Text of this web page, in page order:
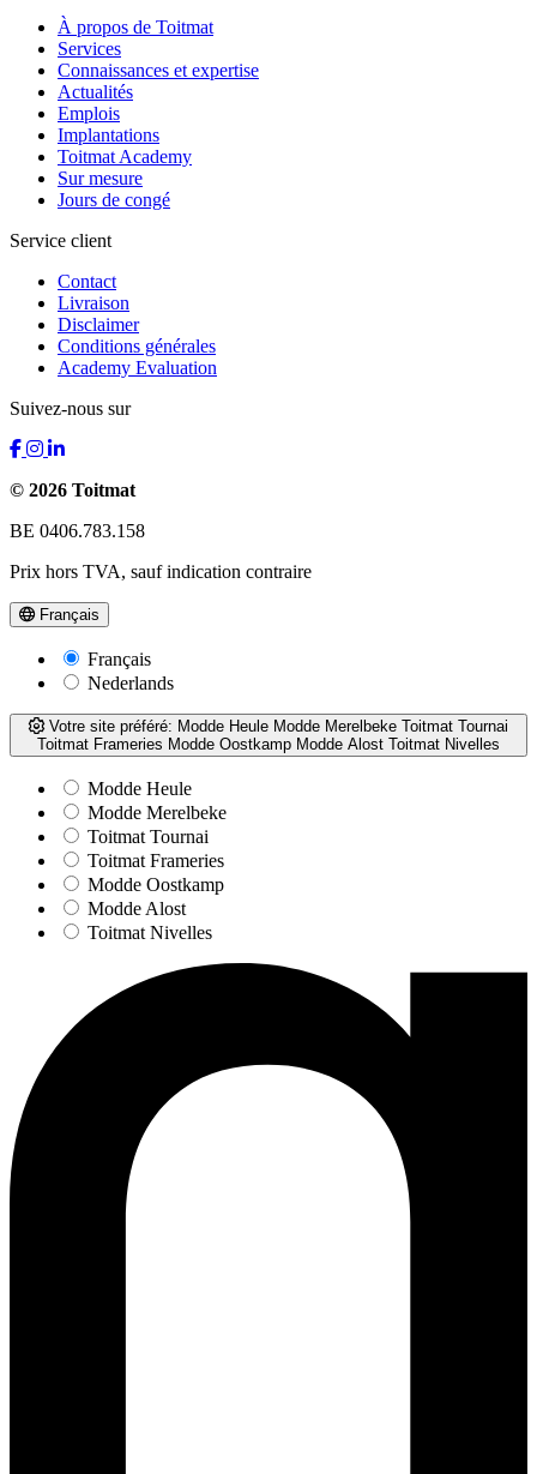
À propos de Toitmat
Services
Connaissances et expertise
Actualités
Emplois
Implantations
Toitmat Academy
Sur mesure
Jours de congé
Service client
Contact
Livraison
Disclaimer
Conditions générales
Academy Evaluation
Suivez-nous sur
© 2026 Toitmat
BE 0406.783.158
Prix hors TVA, sauf indication contraire
Français
Français
Nederlands
Votre site préféré: Modde Heule Modde Merelbeke Toitmat Tournai
Toitmat Frameries Modde Oostkamp Modde Alost Toitmat Nivelles
Modde Heule
Modde Merelbeke
Toitmat Tournai
Toitmat Frameries
Modde Oostkamp
Modde Alost
Toitmat Nivelles